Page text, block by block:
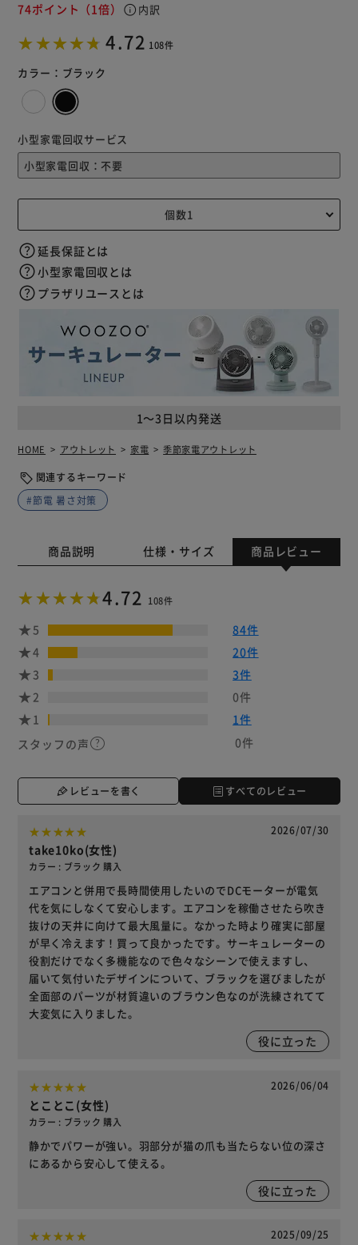
74ポイント （1倍） info 内訳
4.72 108件
カラー： ブラック
1～3日以内発送
小型家電回収サービス
延長保証とは
小型家電回収とは
プラザリユースとは
HOME アウトレット 家電 季節家電アウトレット
関連するキーワード
#節電 暑さ対策
商品説明 仕様・サイズ 商品レビュー
4.72 108件
5
84件
4
20件
3
3件
2
0件
1
1件
スタッフの声
0件
レビューを書く すべてのレビュー
2026/07/30
take10ko(女性)
カラー : ブラック 購入
エアコンと併用で長時間使用したいのでDCモーターが電気
代を気にしなくて安心します。エアコンを稼働させたら吹き
抜けの天井に向けて最大風量に。なかった時より確実に部屋
が早く冷えます！買って良かったです。サーキュレーターの
役割だけでなく多機能なので色々なシーンで使えますし、
届いて気付いたデザインについて、ブラックを選びましたが
全面部のパーツが材質違いのブラウン色なのが洗練されてて
大変気に入りました。
役に立った
2026/06/04
とことこ(女性)
カラー : ブラック 購入
静かでパワーが強い。羽部分が猫の爪も当たらない位の深さ
にあるから安心して使える。
役に立った
2025/09/25
※ご確認ください
カートに入れる